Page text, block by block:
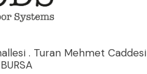
. Turan Mehmet Caddesi